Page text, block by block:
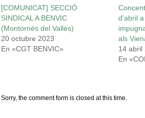
[COMUNICAT] SECCIÓ
SINDICAL A BENVIC
(Montornès del Vallès)
20 octubre 2023
En «CGT BENVIC»
d’abril
als
14 abril
En
Sorry, the comment form is closed at this time.